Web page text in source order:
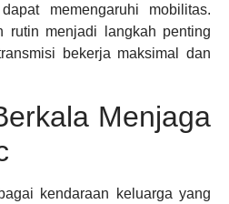
memengaruhi mobilitas.
rutin menjadi langkah penting
bekerja maksimal dan
Menjaga
kendaraan keluarga yang